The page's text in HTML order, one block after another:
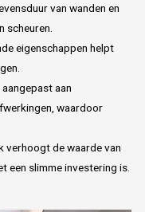
van wanden en
scheuren.
eigenschappen helpt
aan
waardoor
verhoogt de waarde van
een slimme investering is.